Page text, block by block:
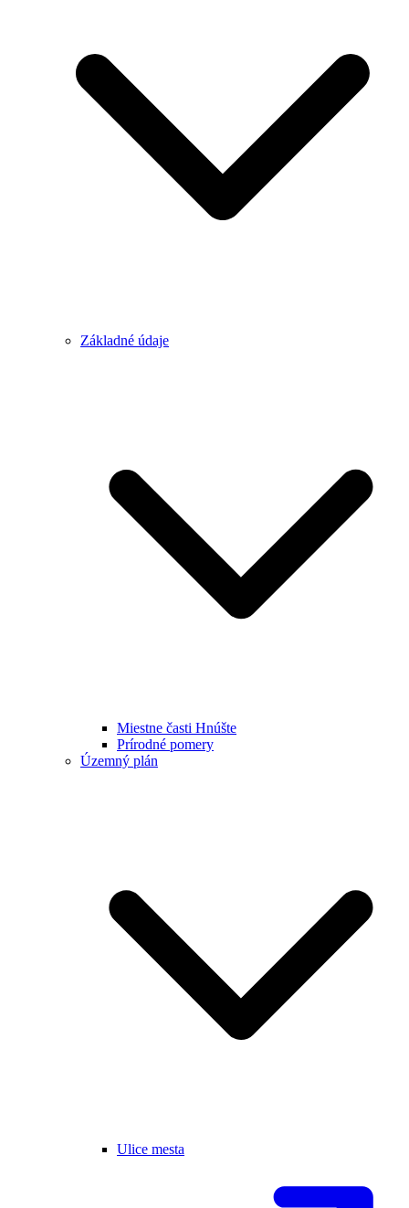
Základné údaje
Miestne časti Hnúšte
Prírodné pomery
Územný plán
Ulice mesta